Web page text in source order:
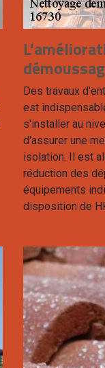
Des travaux
est
s'installer au
d'assurer une
isolation. Il est
réduction des
équipements
disposition de